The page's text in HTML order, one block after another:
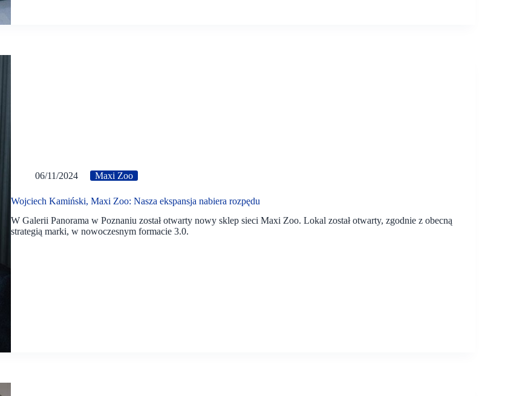
06/11/2024 Maxi Zoo
Wojciech Kamiński, Maxi Zoo: Nasza ekspansja nabiera rozpędu
W Galerii Panorama w Poznaniu został otwarty nowy sklep sieci Maxi Zoo. Lokal został otwarty, zgodnie z obecną
strategią marki, w nowoczesnym formacie 3.0.